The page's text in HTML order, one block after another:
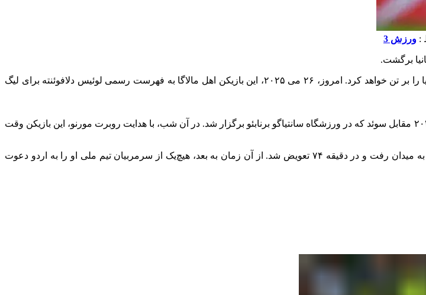
: ورزش 3
برگشت.
به گزارش “ورزش سه”، ایسکو آلارکون پس از شش سال غیبت، بار دیگر پیراهن تیم ملی اسپانیا را بر تن خواهد کرد. امروز، ۲۶ می ۲۰۲۵، این بازیکن اهل مالاگا به فهرست رسمی لوئیس دلافوئنته برای لیگ
آخرین بازی ایسکو برای اسپانیا در تاریخ ۱۰ ژوئن ۲۰۱۹ بود، در دیداری از مرحله مقدماتی یورو ۲۰۲۰ مقابل سوئد که در ورزشگاه سانتیاگو برنابئو برگزار شد. در آن شب، با هدایت روبرت مورنو، این بازیکن وقت
چند روز قبل‌تر، در ۷ ژوئن ۲۰۱۹، او در پیروزی ۴-۱ مقابل جزایر فارو نیز به عنوان بازیکن ثابت به میدان رفت و در دقیقه ۷۴ تعویض شد. از آن زمان به بعد، هیچ‌یک از سرمربیان تیم ملی او را به اردو دعوت